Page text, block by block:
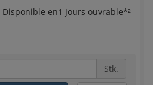
Disponible en1 Jours ouvrable*²
Stk.